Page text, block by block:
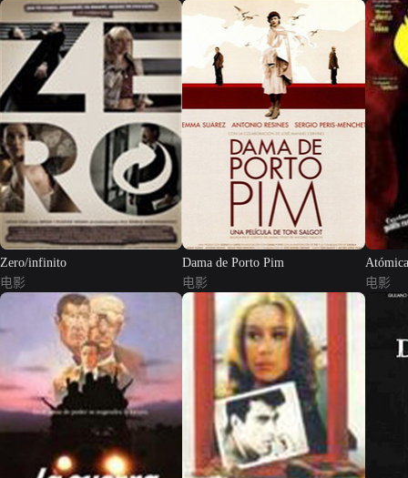
Zero/infinito
电影
Dama de Porto Pim
电影
Atómica
电影